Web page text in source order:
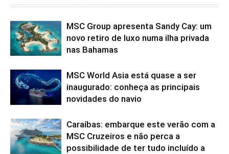
MSC Group apresenta Sandy Cay: um
novo retiro de luxo numa ilha privada
nas Bahamas
MSC World Asia está quase a ser
inaugurado: conheça as principais
novidades do navio
Caraíbas: embarque este verão com a
MSC Cruzeiros e não perca a
possibilidade de ter tudo incluído a